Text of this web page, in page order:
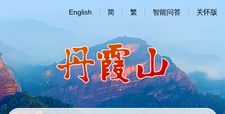
English 简 繁 智能问答 关怀版